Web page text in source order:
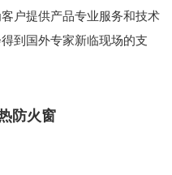
户提供产品专业服务和技术
到国外专家新临现场的支
防火窗